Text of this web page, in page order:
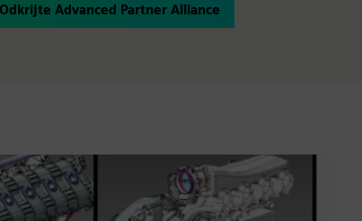
Odkrijte Advanced Partner Alliance